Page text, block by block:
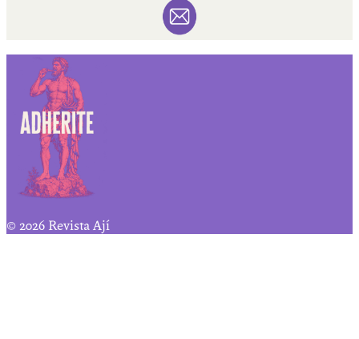
© 2026 Revista Ají